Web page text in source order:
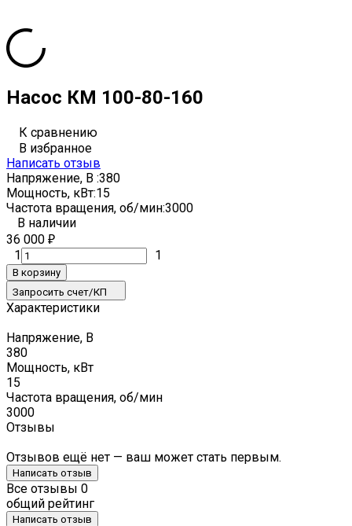
Насос КМ 100-80-160
К сравнению
В избранное
Написать отзыв
Напряжение, В :380
Мощность, кВт:15
Частота вращения, об/мин:3000
В наличии
36 000 ₽
1 1
В корзину
Запросить счет/КП
Характеристики
Напряжение, В
380
Мощность, кВт
15
Частота вращения, об/мин
3000
Отзывы
Отзывов ещё нет — ваш может стать первым.
Написать отзыв
Все отзывы 0
общий рейтинг
Написать отзыв